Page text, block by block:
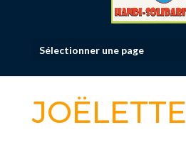
Sélectionner une page
JOËLETTE